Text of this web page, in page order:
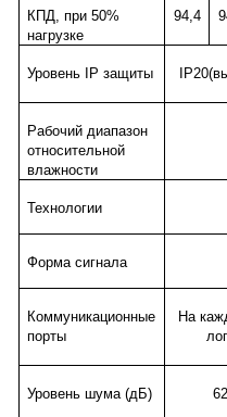
КПД, при 50%
нагрузке
94,4
Уровень IPзащиты
Рабочий диапазон
относительной
влажности
Технологии
Форма сигнала
Коммуникационные
порты
На
Уровень шума (дБ) 62